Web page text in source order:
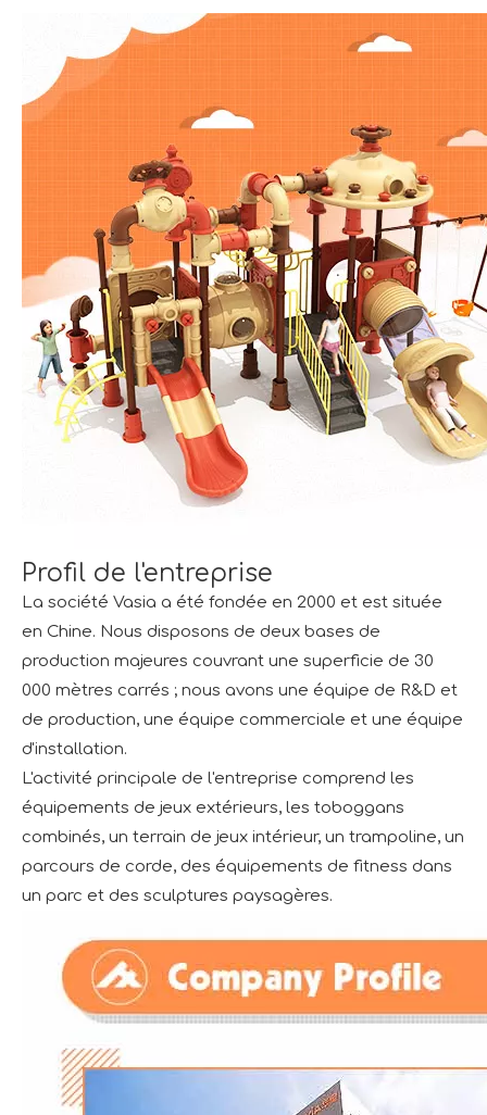
Profil de l'entreprise
La société Vasia a été fondée en 2000 et est située
en Chine. Nous disposons de deux bases de
production majeures couvrant une superficie de 30
000 mètres carrés ; nous avons une équipe de R&D et
de production, une équipe commerciale et une équipe
d'installation.
L'activité principale de l'entreprise comprend les
équipements de jeux extérieurs, les toboggans
combinés, un terrain de jeux intérieur, un trampoline, un
parcours de corde, des équipements de fitness dans
un parc et des sculptures paysagères.